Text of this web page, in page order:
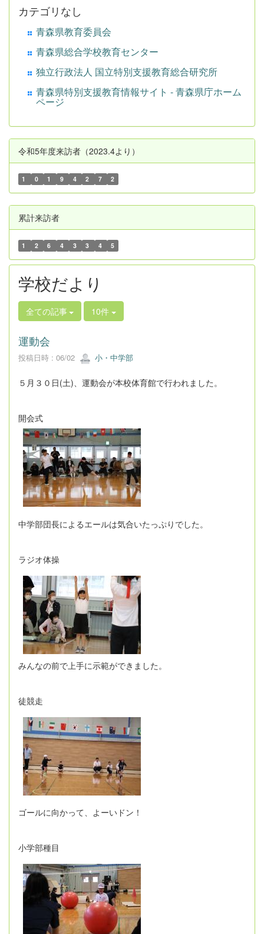
カテゴリなし
青森県教育委員会
青森県総合学校教育センター
独立行政法人 国立特別支援教育総合研究所
青森県特別支援教育情報サイト - 青森県庁ホーム
ページ
令和5年度来訪者（2023.4より）
1 0 1 9 4 2 7 2
累計来訪者
1 2 6 4 3 3 4 5
学校だより
全ての記事 10件
運動会
投稿日時 : 06/02 小・中学部
５月３０日(土)、運動会が本校体育館で行われました。
開会式
中学部団長によるエールは気合いたっぷりでした。
ラジオ体操
みんなの前で上手に示範ができました。
徒競走
ゴールに向かって、よーいドン！
小学部種目